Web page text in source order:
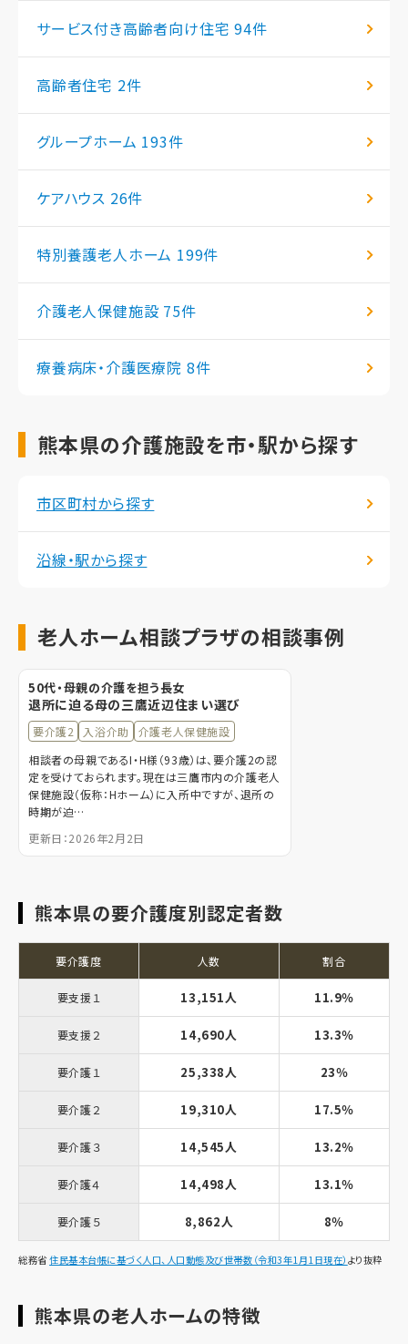
サービス付き高齢者向け住宅94件
高齢者住宅 2件
グループホーム 193件
ケアハウス 26件
特別養護老人ホーム 199件
介護老人保健施設 75件
療養病床・介護医療院 8件
熊本県の介護施設を市・駅から探す
市区町村から探す
沿線・駅から探す
老人ホーム相談プラザの相談事例
50代・母親の介護を担う長女
退所に迫る母の三鷹近辺住まい選び
要介護2 入浴介助
介護老人保健施設
相談者の母親であるI・H様（93歳）は、要介護2の認
定を受けておられます。現在は三鷹市内の介護老人
保健施設（仮称：Hホーム）に入所中ですが、退所の
時期が迫…
更新日：2026年2月2日
熊本県の要介護度別認定者数
要介護度 人数 割合
要支援１ 13,151人 11.9％
要支援２ 14,690人 13.3％
要介護１ 25,338人 23％
要介護２ 19,310人 17.5％
要介護３ 14,545人 13.2％
要介護４ 14,498人 13.1％
要介護５ 8,862人 8％
総務省住民基本台帳に基づく人口、人口動態及び世帯数（令和3年1月1日現在） より抜粋
熊本県の老人ホームの特徴